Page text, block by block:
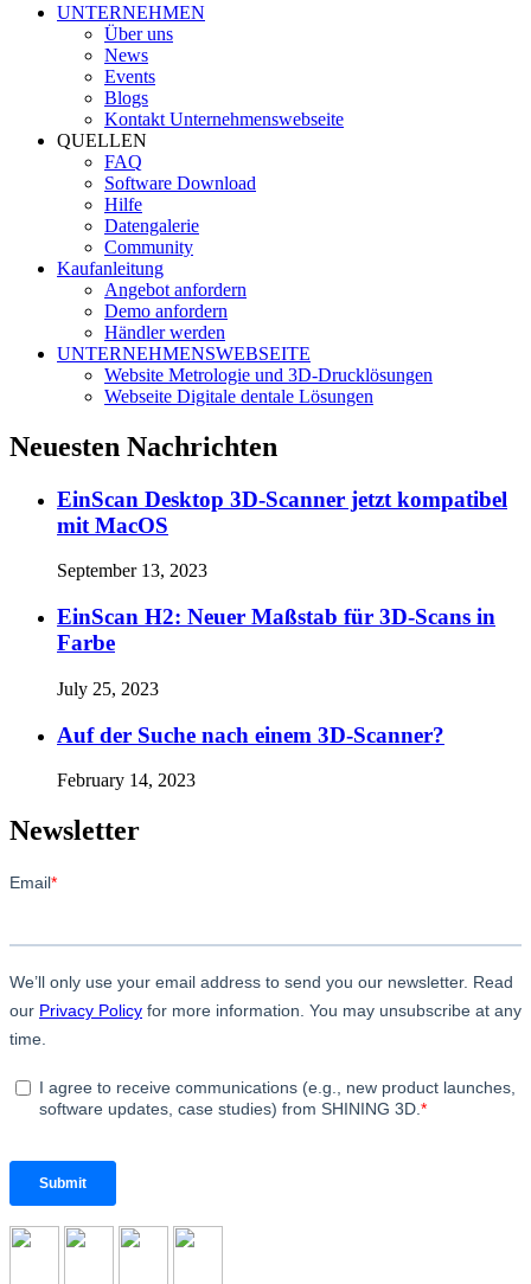
UNTERNEHMEN
Über uns
News
Events
Blogs
Kontakt Unternehmenswebseite
QUELLEN
FAQ
Software Download
Hilfe
Datengalerie
Community
Kaufanleitung
Angebot anfordern
Demo anfordern
Händler werden
UNTERNEHMENSWEBSEITE
Website Metrologie und 3D-Drucklösungen
Webseite Digitale dentale Lösungen
Neuesten Nachrichten
EinScan Desktop 3D-Scanner jetzt kompatibel
mit MacOS
September 13, 2023
EinScan H2: Neuer Maßstab für 3D-Scans in
Farbe
July 25, 2023
Auf der Suche nach einem 3D-Scanner?
February 14, 2023
Newsletter